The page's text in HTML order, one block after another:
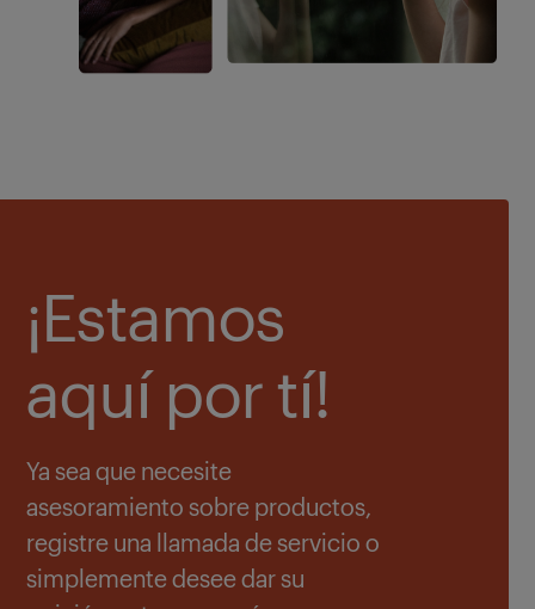
¡Estamos
aquí por tí!
Ya sea que necesite
asesoramiento sobre productos,
registre una llamada de servicio o
simplemente desee dar su